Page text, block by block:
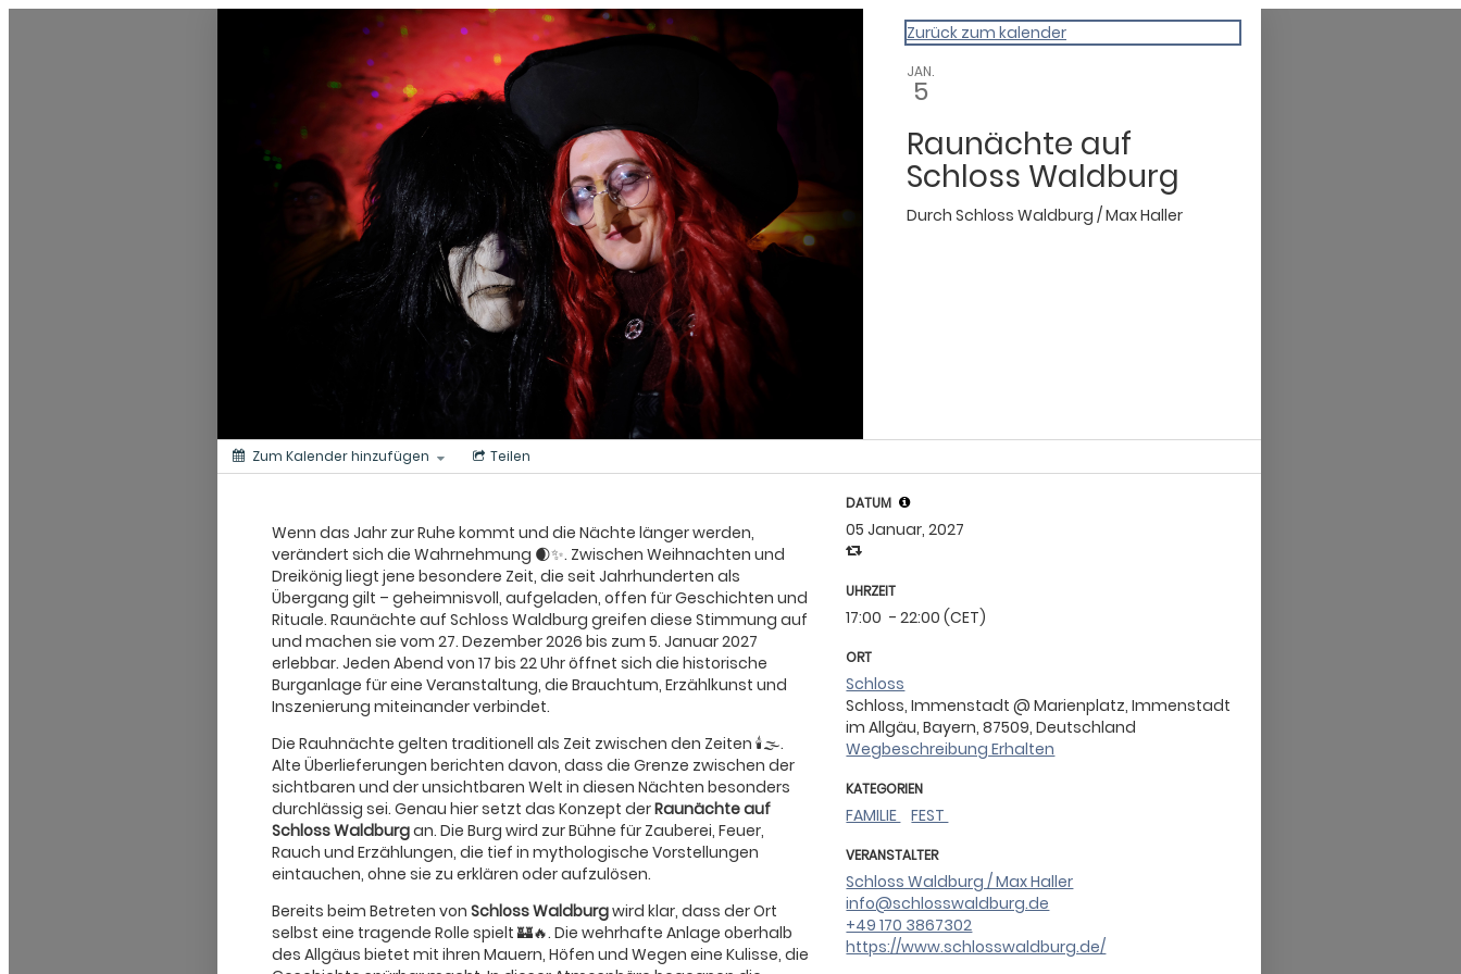
0831 - das Kemptener Stadtmagazin Zurück zum kalender
JAN.
5
Raunächte auf
Schloss Waldburg
Durch Schloss Waldburg / Max Haller
Zum Kalender hinzufügen Teilen
Wenn das Jahr zur Ruhe kommt und die Nächte länger werden,
verändert sich die Wahrnehmung 🌒✨. Zwischen Weihnachten und
Dreikönig liegt jene besondere Zeit, die seit Jahrhunderten als
Übergang gilt – geheimnisvoll, aufgeladen, offen für Geschichten und
Rituale. Raunächte auf Schloss Waldburg greifen diese Stimmung auf
und machen sie vom 27. Dezember 2026 bis zum 5. Januar 2027
erlebbar. Jeden Abend von 17 bis 22 Uhr öffnet sich die historische
Burganlage für eine Veranstaltung, die Brauchtum, Erzählkunst und
Inszenierung miteinander verbindet.
Die Rauhnächte gelten traditionell als Zeit zwischen den Zeiten 🕯️🌫️.
Alte Überlieferungen berichten davon, dass die Grenze zwischen der
sichtbaren und der unsichtbaren Welt in diesen Nächten besonders
durchlässig sei. Genau hier setzt das Konzept derRaunächte auf
Schloss Waldburgan. Die Burg wird zur Bühne für Zauberei, Feuer,
Rauch und Erzählungen, die tief in mythologische Vorstellungen
eintauchen, ohne sie zu erklären oder aufzulösen.
Bereits beim Betreten von Schloss Waldburgwird klar, dass der Ort
selbst eine tragende Rolle spielt 🏰🔥. Die wehrhafte Anlage oberhalb
des Allgäus bietet mit ihren Mauern, Höfen und Wegen eine Kulisse, die
DATUM
05 Januar, 2027
UHRZEIT
17:00 - 22:00 (CET)
ORT
Schloss
Schloss, Immenstadt @ Marienplatz, Immenstadt
im Allgäu, Bayern, 87509, Deutschland
Wegbeschreibung Erhalten
KATEGORIEN
FAMILIE FEST
VERANSTALTER
Schloss Waldburg / Max Haller
info@schlosswaldburg.de
+49 170 3867302
https://www.schlosswaldburg.de/